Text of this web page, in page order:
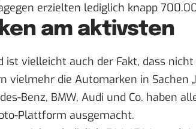
erzielten lediglich knapp
am aktivsten
ist vielleicht auch der Fakt, dass
vielmehr die Automarken in Sachen
Benz, BMW, Audi und Co. haben
Plattform ausgemacht.